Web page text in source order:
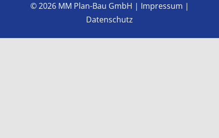
© 2026 MM Plan-Bau GmbH | Impressum |
Datenschutz